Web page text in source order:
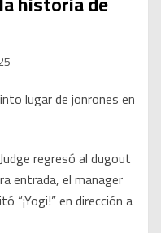
regresó al dugout
entrada, el manager
“¡Yogi!” en dirección a